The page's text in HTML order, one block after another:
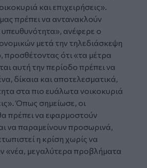
και επιχειρήσεις».
πρέπει να αντανακλούν
υπευθυνότητα», ανέφερε ο
μετά την τηλεδιάσκεψη
προσθέτοντας ότι «τα μέτρα
αυτή την περίοδο πρέπει να
δίκαια και αποτελεσματικά,
στα πιο ευάλωτα νοικοκυριά
Όπως σημείωσε, οι
πρέπει να εφαρμοστούν
να παραμείνουν προσωρινά,
η κρίση χωρίς να
«νέα, μεγαλύτερα προβλήματα